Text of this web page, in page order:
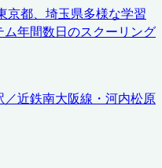
京都、埼玉県多様な学習
ム年間数日のスクーリング
近鉄南大阪線・河内松原